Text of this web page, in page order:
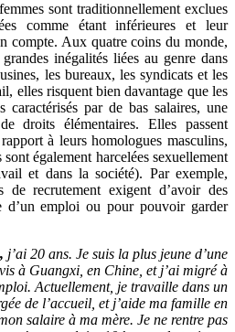
sont traditionnellement exclues
comme étant inférieures et leur
compte. Aux quatre coins du monde,
inégalités liées au genre dans
les bureaux, les syndicats et les
elles risquent bien davantage que les
caractérisés par de bas salaires, une
droits élémentaires. Elles passent
à leurs homologues masculins,
également harcelées sexuellement
et dans la société). Par exemple,
de recrutement exigent d’avoir des
d’un emploi ou pour pouvoir garder
j’ai 20 ans. Je suis la plus jeune d’une
à Guangxi, en Chine, et j’ai migré à
Actuellement, je travaille dans un
de l’accueil, et j’aide ma famille en
salaire à ma mère. Je ne rentre pas